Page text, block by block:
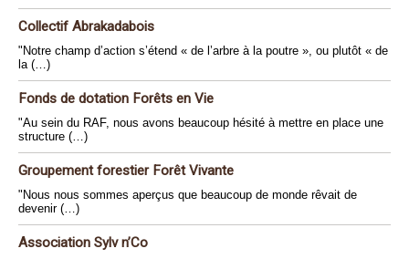
Collectif Abrakadabois
"Notre champ d’action s’étend « de l’arbre à la poutre », ou plutôt « de
la (…)
Fonds de dotation Forêts en Vie
"Au sein du RAF, nous avons beaucoup hésité à mettre en place une
structure (…)
Groupement forestier Forêt Vivante
"Nous nous sommes aperçus que beaucoup de monde rêvait de
devenir (…)
Association Sylv n’Co